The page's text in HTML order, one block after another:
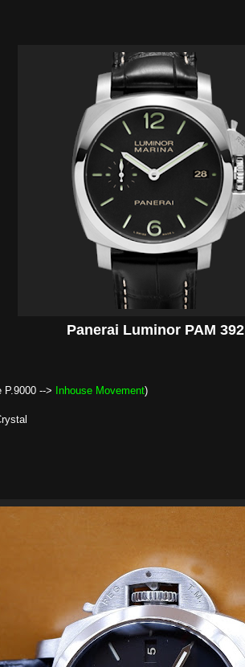
Panerai Luminor PAM 392
--> Inhouse Movement)